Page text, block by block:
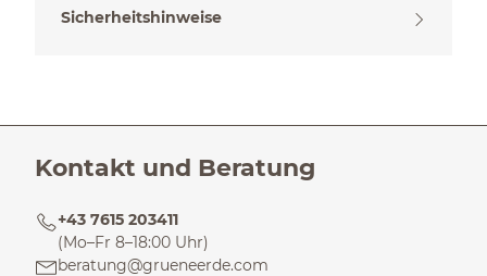
Sicherheitshinweise
Kontakt und Beratung
+43 7615 203411
(Mo–Fr 8–18:00 Uhr)
beratung@grueneerde.com